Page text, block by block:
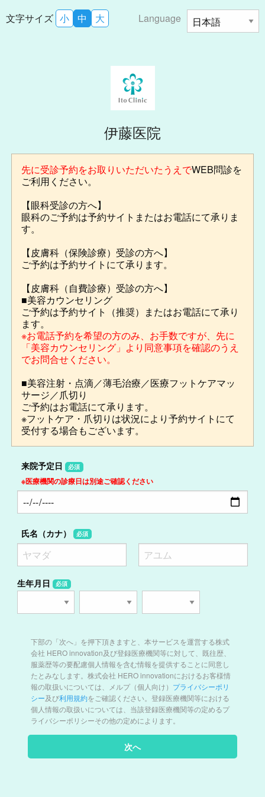
文字サイズ 小 中 大 Language
伊藤医院
先に受診予約をお取りいただいたうえでWEB問診を
ご利用ください。
【眼科受診の方へ】
眼科のご予約は予約サイトまたはお電話にて承りま
す。
【皮膚科（保険診療）受診の方へ】
ご予約は予約サイトにて承ります。
【皮膚科（自費診療）受診の方へ】
■美容カウンセリング
ご予約は予約サイト（推奨）またはお電話にて承り
ます。
※お電話予約を希望の方のみ、お手数ですが、先に
「美容カウンセリング」より同意事項を確認のうえ
でお問合せください。
■美容注射・点滴／薄毛治療／医療フットケアマッ
サージ／爪切り
ご予約はお電話にて承ります。
※フットケア・爪切りは状況により予約サイトにて
受付する場合もございます。
来院予定日 必須
※医療機関の診療日は別途ご確認ください
氏名（カナ） 必須
生年月日 必須
下部の「次へ」を押下頂きますと、本サービスを運営する株式
会社 HERO innovation及び登録医療機関等に対して、既往歴、
服薬歴等の要配慮個人情報を含む情報を提供することに同意し
たとみなします。株式会社 HERO innovationにおけるお客様情
報の取扱いについては、メルプ（個人向け） プライバシーポリ
シー及び利用規約をご確認ください。登録医療機関等における
個人情報の取扱いについては、当該登録医療機関等の定めるプ
ライバシーポリシーその他の定めによります。